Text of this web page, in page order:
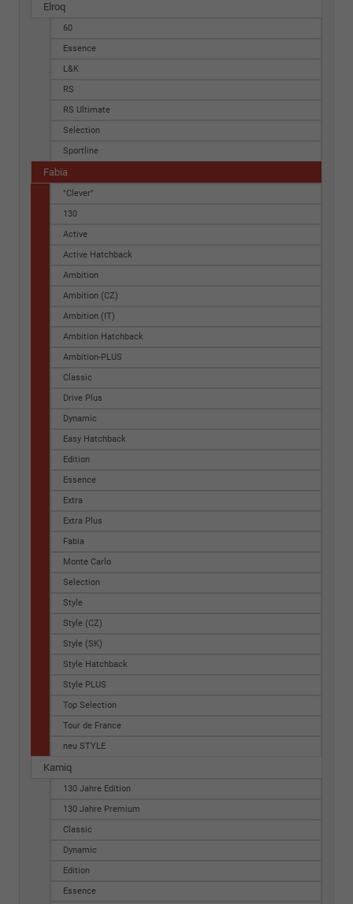
Elroq
60
Essence
L&K
RS
RS Ultimate
Selection
Sportline
Fabia
"Clever"
130
Active
Active Hatchback
Ambition
Ambition (CZ)
Ambition (IT)
Ambition Hatchback
Ambition-PLUS
Classic
Drive Plus
Dynamic
Easy Hatchback
Edition
Essence
Extra
Extra Plus
Fabia
Monte Carlo
Selection
Style
Style (CZ)
Style (SK)
Style Hatchback
Style PLUS
Top Selection
Tour de France
neu STYLE
Kamiq
130 Jahre Edition
130 Jahre Premium
Classic
Dynamic
Edition
Essence